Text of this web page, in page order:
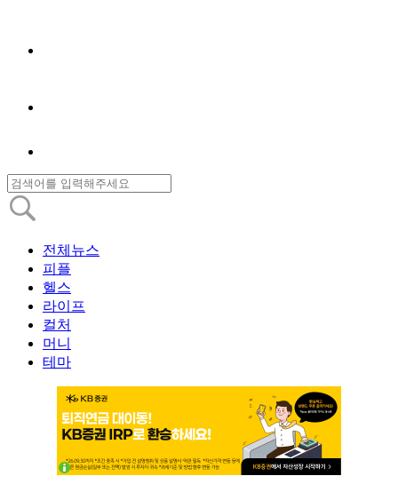
전체뉴스
피플
헬스
라이프
컬처
머니
테마